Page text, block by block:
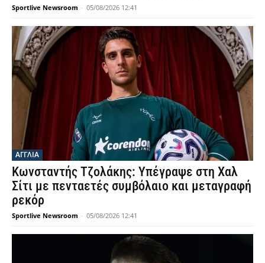
Sportlive Newsroom - 05/08/2026 12:41
ΑΓΓΛΙΑ
Κωνσταντής Τζολάκης: Υπέγραψε στη Χαλ
Σίτι με πενταετές συμβόλαιο και μεταγραφή
ρεκόρ
Sportlive Newsroom - 05/08/2026 12:41